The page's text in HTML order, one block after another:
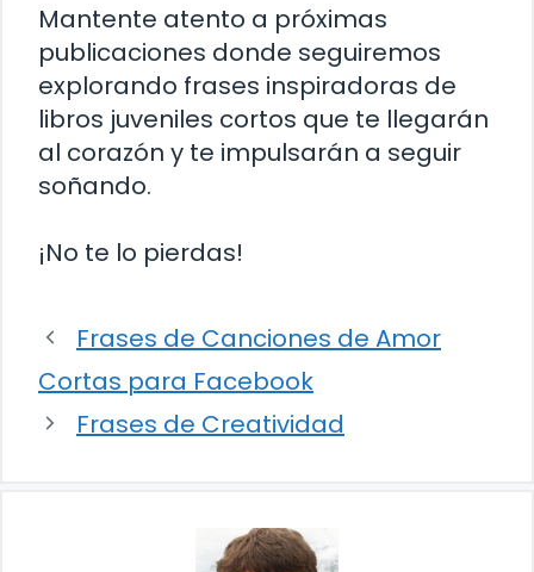
Mantente atento a próximas
publicaciones donde seguiremos
explorando frases inspiradoras de
libros juveniles cortos que te llegarán
al corazón y te impulsarán a seguir
soñando.
¡No te lo pierdas!
Frases de Canciones de Amor
Cortas para Facebook
Frases de Creatividad